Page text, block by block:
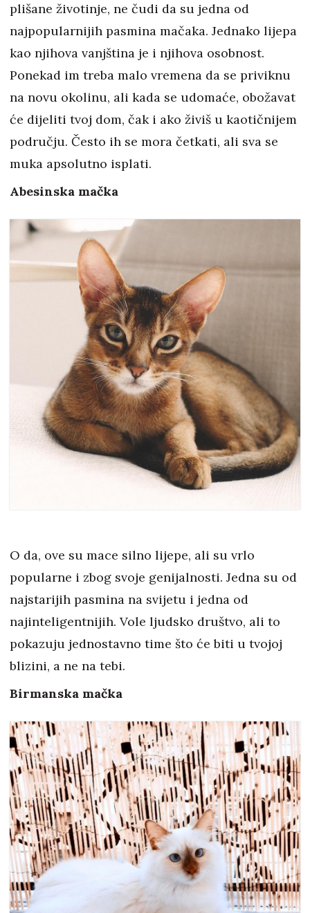
plišane životinje, ne čudi da su jedna od
najpopularnijih pasmina mačaka. Jednako lijepa
kao njihova vanjština je i njihova osobnost.
Ponekad im treba malo vremena da se priviknu
na novu okolinu, ali kada se udomaće, obožavat
će dijeliti tvoj dom, čak i ako živiš u kaotičnijem
području. Često ih se mora četkati, ali sva se
muka apsolutno isplati.
Abesinska mačka
O da, ove su mace silno lijepe, ali su vrlo
popularne i zbog svoje genijalnosti. Jedna su od
najstarijih pasmina na svijetu i jedna od
najinteligentnijih. Vole ljudsko društvo, ali to
pokazuju jednostavno time što će biti u tvojoj
blizini, a ne na tebi.
Birmanska mačka